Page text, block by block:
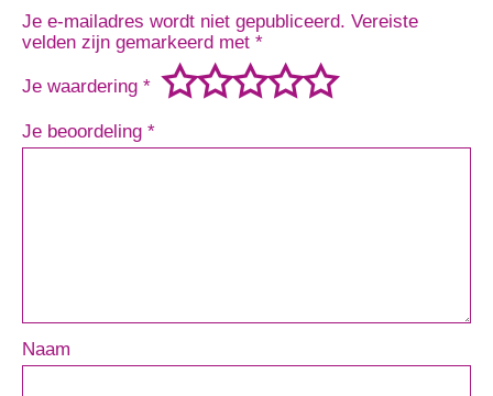
Je e-mailadres wordt niet gepubliceerd. Vereiste
velden zijn gemarkeerd met *
Je waardering *
Je beoordeling *
Naam